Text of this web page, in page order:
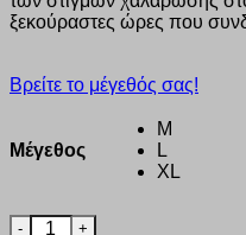
ξεκούραστες ώρες που
Βρείτε το μέγεθός σας!
Μέγεθος
M
L
XL
Ανδρική καλοκαιρινή